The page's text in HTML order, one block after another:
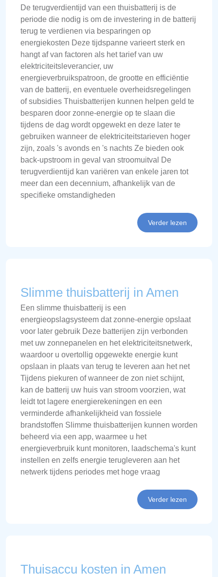
De terugverdientijd van een thuisbatterij is de
periode die nodig is om de investering in de batterij
terug te verdienen via besparingen op
energiekosten Deze tijdspanne varieert sterk en
hangt af van factoren als het tarief van uw
elektriciteitsleverancier, uw
energieverbruikspatroon, de grootte en efficiëntie
van de batterij, en eventuele overheidsregelingen
of subsidies Thuisbatterijen kunnen helpen geld te
besparen door zonne-energie op te slaan die
tijdens de dag wordt opgewekt en deze later te
gebruiken wanneer de elektriciteitstarieven hoger
zijn, zoals 's avonds en 's nachts Ze bieden ook
back-upstroom in geval van stroomuitval De
terugverdientijd kan variëren van enkele jaren tot
meer dan een decennium, afhankelijk van de
specifieke omstandigheden
Verder lezen
Slimme thuisbatterij in Amen
Een slimme thuisbatterij is een
energieopslagsysteem dat zonne-energie opslaat
voor later gebruik Deze batterijen zijn verbonden
met uw zonnepanelen en het elektriciteitsnetwerk,
waardoor u overtollig opgewekte energie kunt
opslaan in plaats van terug te leveren aan het net
Tijdens piekuren of wanneer de zon niet schijnt,
kan de batterij uw huis van stroom voorzien, wat
leidt tot lagere energierekeningen en een
verminderde afhankelijkheid van fossiele
brandstoffen Slimme thuisbatterijen kunnen worden
beheerd via een app, waarmee u het
energieverbruik kunt monitoren, laadschema's kunt
instellen en zelfs energie terugleveren aan het
netwerk tijdens periodes met hoge vraag
Verder lezen
Thuisaccu kosten in Amen